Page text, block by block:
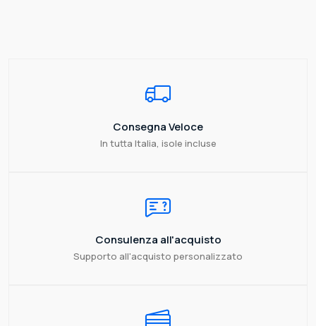
Consegna Veloce
In tutta Italia, isole incluse
Consulenza all'acquisto
Supporto all'acquisto personalizzato